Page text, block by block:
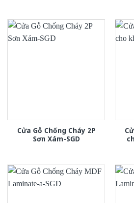
Cửa Gỗ Chống Cháy 2P
Sơn Xám-SGD